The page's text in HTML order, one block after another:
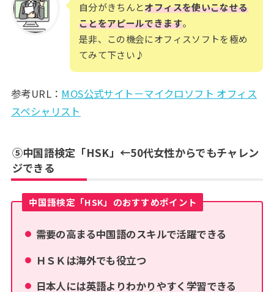
自分がきちんとオフィスを使いこなせる
ことをアピールできます。
是非、この機会にオフィスソフトを極め
てみて下さい♪
参考URL： MOS公式サイト－マイクロソフト オフィス
スペシャリスト
⑤中国語検定「HSK」←50代女性からでもチャレン
ジできる
中国語検定「HSK」のおすすめポイント
需要の高まる中国語のスキルで活躍できる
ＨＳＫは海外でも役立つ
日本人には英語よりわかりやすく学習できる